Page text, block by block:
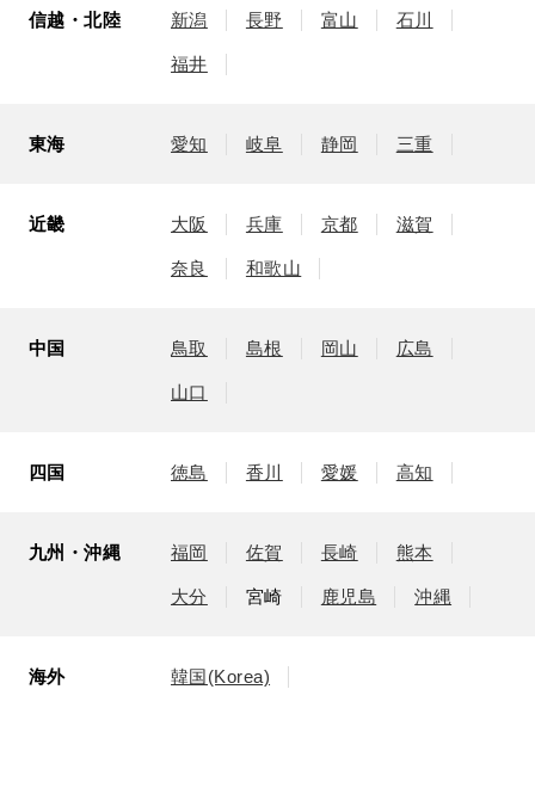
信越・北陸 新潟 長野 富山 石川
福井
東海 愛知 岐阜 静岡 三重
近畿 大阪 兵庫 京都 滋賀
奈良 和歌山
中国 鳥取 島根 岡山 広島
山口
四国 徳島 香川 愛媛 高知
九州・沖縄 福岡 佐賀 長崎 熊本
大分 宮崎 鹿児島 沖縄
海外 韓国(Korea)